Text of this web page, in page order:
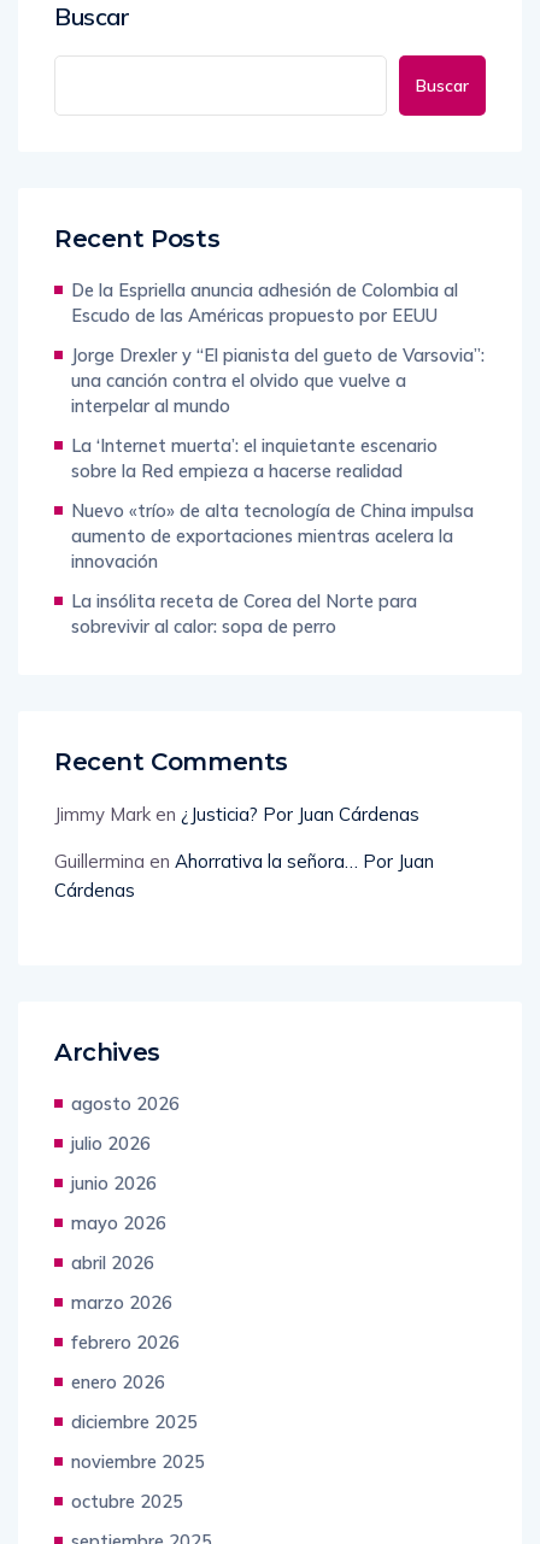
Buscar
Buscar
Recent Posts
De la Espriella anuncia adhesión de Colombia al
Escudo de las Américas propuesto por EEUU
Jorge Drexler y “El pianista del gueto de Varsovia”:
una canción contra el olvido que vuelve a
interpelar al mundo
La ‘Internet muerta’: el inquietante escenario
sobre la Red empieza a hacerse realidad
Nuevo «trío» de alta tecnología de China impulsa
aumento de exportaciones mientras acelera la
innovación
La insólita receta de Corea del Norte para
sobrevivir al calor: sopa de perro
Recent Comments
Jimmy Mark en ¿Justicia? Por Juan Cárdenas
Guillermina en Ahorrativa la señora… Por Juan
Cárdenas
Archives
agosto 2026
julio 2026
junio 2026
mayo 2026
abril 2026
marzo 2026
febrero 2026
enero 2026
diciembre 2025
noviembre 2025
octubre 2025